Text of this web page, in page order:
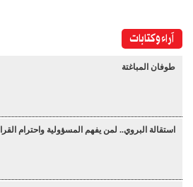
آراء وكتابات
طوفان المباغتة
استقالة البروي.. لمن يفهم المسؤولية واحترام